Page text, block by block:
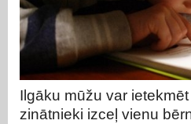
Ilgāku mūžu var
zinātnieki izceļ vienu